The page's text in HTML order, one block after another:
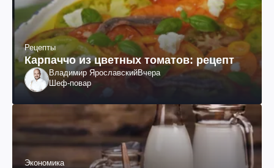
Рецепты
Карпаччо из цветных томатов: рецепт
Владимир ЯрославскийВчера
Шеф-повар
Экономика